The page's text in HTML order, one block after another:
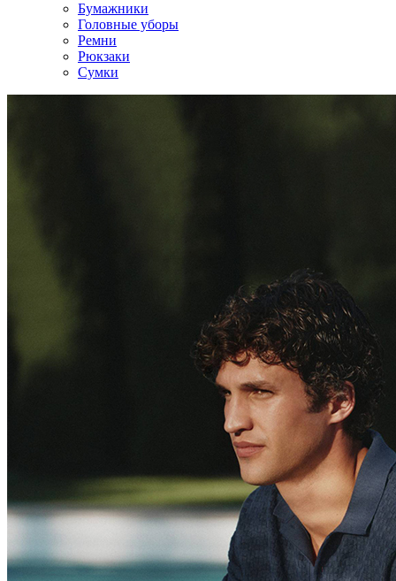
Бумажники
Головные уборы
Ремни
Рюкзаки
Сумки